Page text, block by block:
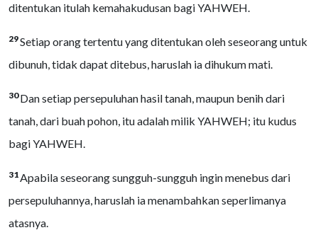
ditentukan itulah kemahakudusan bagi YAHWEH.
29Setiap orang tertentu yang ditentukan oleh seseorang untuk
dibunuh, tidak dapat ditebus, haruslah ia dihukum mati.
30Dan setiap persepuluhan hasil tanah, maupun benih dari
tanah, dari buah pohon, itu adalah milik YAHWEH; itu kudus
bagi YAHWEH.
31Apabila seseorang sungguh-sungguh ingin menebus dari
persepuluhannya, haruslah ia menambahkan seperlimanya
atasnya.